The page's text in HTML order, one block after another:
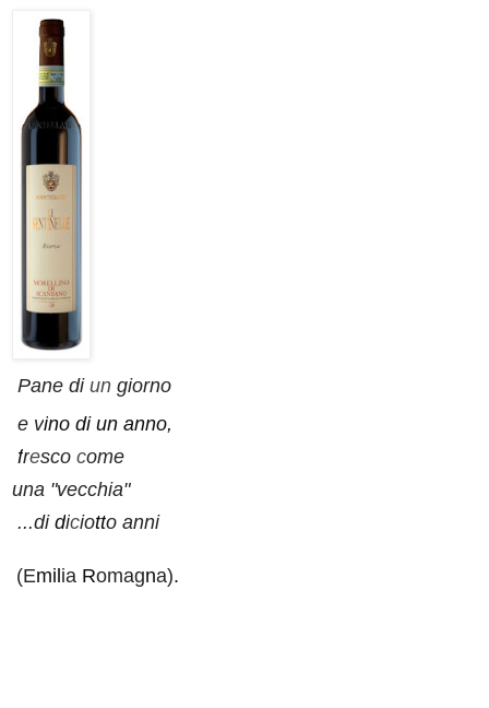
Pane di un giorno
e vino di un anno,
fresco come
una "vecchia"
...di diciotto anni
(Emil ia Romagna).